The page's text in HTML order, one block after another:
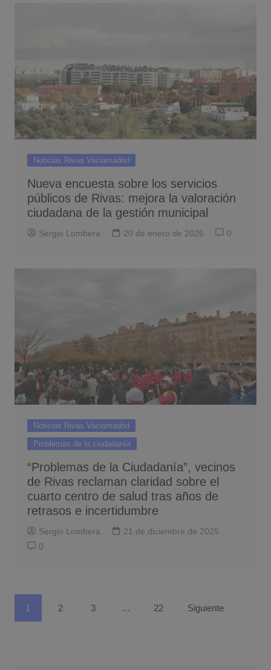
Noticias Rivas Vaciamadrid
Nueva encuesta sobre los servicios
públicos de Rivas: mejora la valoración
ciudadana de la gestión municipal
Sergio Lombera 20 de enero de 2026 0
Noticias Rivas Vaciamadrid
Problemas de la ciudadanía
“Problemas de la Ciudadanía”, vecinos
de Rivas reclaman claridad sobre el
cuarto centro de salud tras años de
retrasos e incertidumbre
Sergio Lombera
21 de diciembre de 2025
0
Paginación
de
1 2 3 … 22 Siguiente